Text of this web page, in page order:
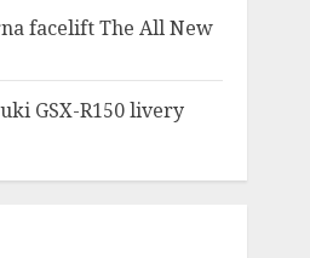
facelift The All New
GSX-R150 livery